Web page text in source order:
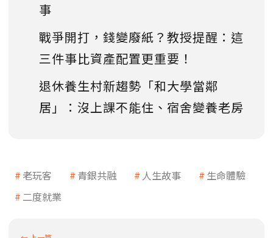
事
戰爭開打，錢變廢紙？教授提醒：這
三件事比資產配置更重要！
退休養生村新趨勢「和大學當鄰
居」：沒上課不能住、宿舍變養老房
老玩客 青銀共融 人生故事
生命體驗
二度就業